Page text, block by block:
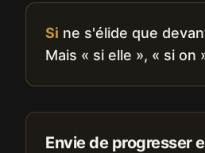
Si ne s'élide que
Mais « si elle », « si on
Envie de progresser